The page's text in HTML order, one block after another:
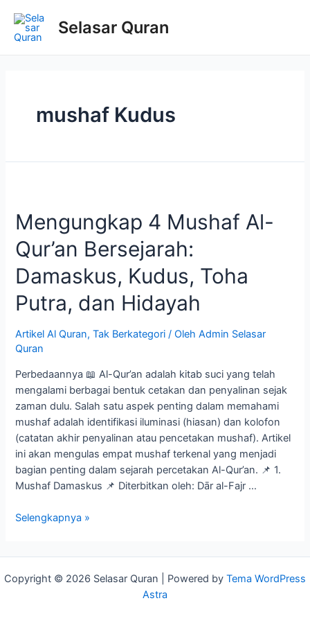
Selasar Quran
mushaf Kudus
Mengungkap 4 Mushaf Al-
Qur’an Bersejarah:
Damaskus, Kudus, Toha
Putra, dan Hidayah
Artikel Al Quran,Tak Berkategori / OlehAdmin Selasar
Quran
Perbedaannya 📖 Al-Qur’an adalah kitab suci yang telah
mengalami berbagai bentuk cetakan dan penyalinan sejak
zaman dulu. Salah satu aspek penting dalam memahami
mushaf adalah identifikasi iluminasi (hiasan) dan kolofon
(catatan akhir penyalinan atau pencetakan mushaf). Artikel
ini akan mengulas empat mushaf terkenal yang menjadi
bagian penting dalam sejarah percetakan Al-Qur’an. 📌 1.
Mushaf Damaskus 📌 Diterbitkan oleh: Dār al-Fajr …
Selengkapnya »
Copyright © 2026 Selasar Quran | Powered by Tema WordPress
Astra